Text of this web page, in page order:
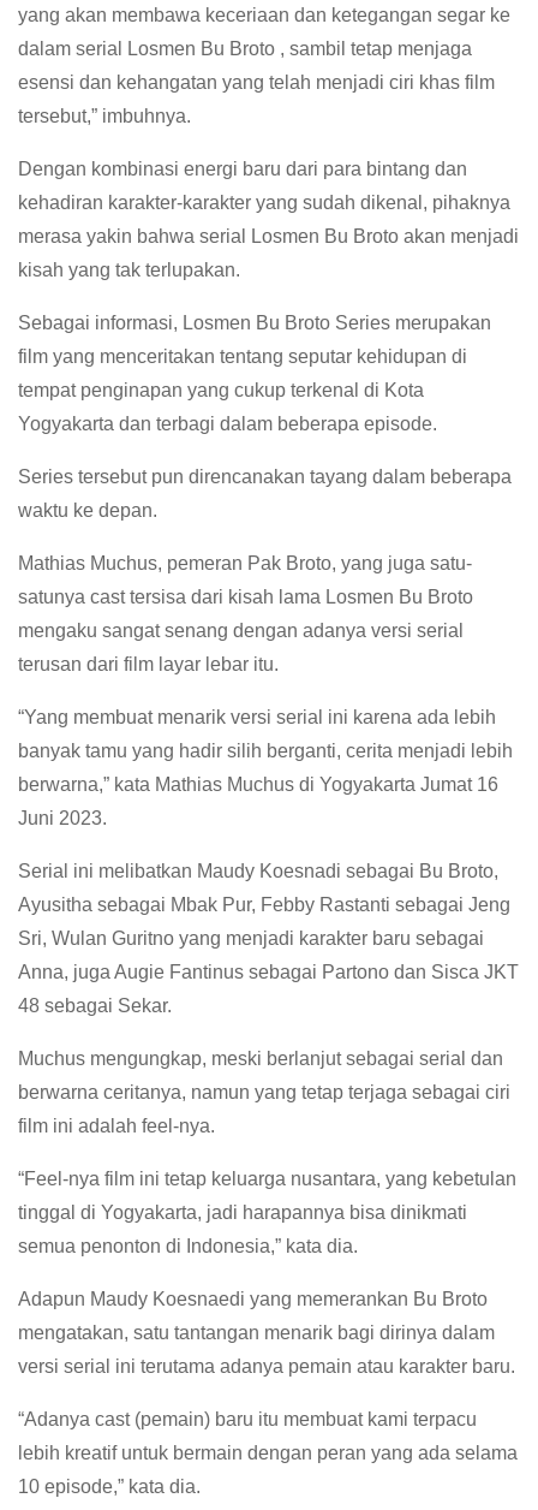
yang akan membawa keceriaan dan ketegangan segar ke
dalam serial Losmen Bu Broto , sambil tetap menjaga
esensi dan kehangatan yang telah menjadi ciri khas film
tersebut,” imbuhnya.
Dengan kombinasi energi baru dari para bintang dan
kehadiran karakter-karakter yang sudah dikenal, pihaknya
merasa yakin bahwa serial Losmen Bu Broto akan menjadi
kisah yang tak terlupakan.
Sebagai informasi, Losmen Bu Broto Series merupakan
film yang menceritakan tentang seputar kehidupan di
tempat penginapan yang cukup terkenal di Kota
Yogyakarta dan terbagi dalam beberapa episode.
Series tersebut pun direncanakan tayang dalam beberapa
waktu ke depan.
Mathias Muchus, pemeran Pak Broto, yang juga satu-
satunya cast tersisa dari kisah lama Losmen Bu Broto
mengaku sangat senang dengan adanya versi serial
terusan dari film layar lebar itu.
“Yang membuat menarik versi serial ini karena ada lebih
banyak tamu yang hadir silih berganti, cerita menjadi lebih
berwarna,” kata Mathias Muchus di Yogyakarta Jumat 16
Juni 2023.
Serial ini melibatkan Maudy Koesnadi sebagai Bu Broto,
Ayusitha sebagai Mbak Pur, Febby Rastanti sebagai Jeng
Sri, Wulan Guritno yang menjadi karakter baru sebagai
Anna, juga Augie Fantinus sebagai Partono dan Sisca JKT
48 sebagai Sekar.
Muchus mengungkap, meski berlanjut sebagai serial dan
berwarna ceritanya, namun yang tetap terjaga sebagai ciri
film ini adalah feel-nya.
“Feel-nya film ini tetap keluarga nusantara, yang kebetulan
tinggal di Yogyakarta, jadi harapannya bisa dinikmati
semua penonton di Indonesia,” kata dia.
Adapun Maudy Koesnaedi yang memerankan Bu Broto
mengatakan, satu tantangan menarik bagi dirinya dalam
versi serial ini terutama adanya pemain atau karakter baru.
“Adanya cast (pemain) baru itu membuat kami terpacu
lebih kreatif untuk bermain dengan peran yang ada selama
10 episode,” kata dia.